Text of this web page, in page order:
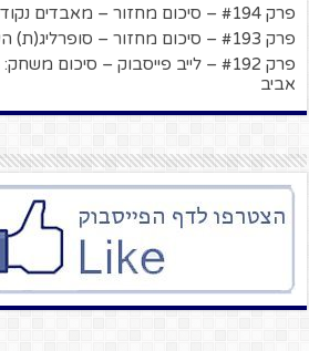
פרק #194 – סיכום מחזור – מאבדים נקודות בדרך לאליפות
פרק #193 – סיכום מחזור – סופרליג(ת) העל
פרק #192 – לייב פייסבוק – סיכום
אביב